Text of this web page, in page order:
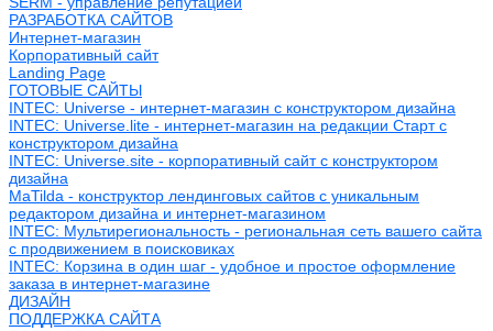
РАЗРАБОТКА САЙТОВ
Интернет-магазин
Корпоративный сайт
Landing Page
ГОТОВЫЕ САЙТЫ
INTEC: Universe - интернет-магазин с конструктором дизайна
INTEC: Universe.lite - интернет-магазин на редакции Старт с
конструктором дизайна
INTEC: Universe.site - корпоративный сайт с конструктором
дизайна
MaTilda - конструктор лендинговых сайтов с уникальным
редактором дизайна и интернет-магазином
INTEC: Мультирегиональность - региональная сеть вашего сайта
с продвижением в поисковиках
INTEC: Корзина в один шаг - удобное и простое оформление
заказа в интернет-магазине
ДИЗАЙН
ПОДДЕРЖКА САЙТА